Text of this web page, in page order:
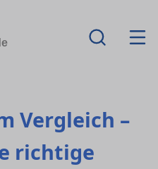
Vergleich –
richtige